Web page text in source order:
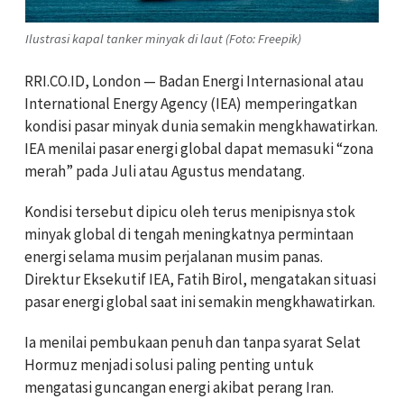
Ilustrasi kapal tanker minyak di laut (Foto: Freepik)
RRI.CO.ID, London — Badan Energi Internasional atau
International Energy Agency (IEA) memperingatkan
kondisi pasar minyak dunia semakin mengkhawatirkan.
IEA menilai pasar energi global dapat memasuki “zona
merah” pada Juli atau Agustus mendatang.
Kondisi tersebut dipicu oleh terus menipisnya stok
minyak global di tengah meningkatnya permintaan
energi selama musim perjalanan musim panas.
Direktur Eksekutif IEA, Fatih Birol, mengatakan situasi
pasar energi global saat ini semakin mengkhawatirkan.
Ia menilai pembukaan penuh dan tanpa syarat Selat
Hormuz menjadi solusi paling penting untuk
mengatasi guncangan energi akibat perang Iran.